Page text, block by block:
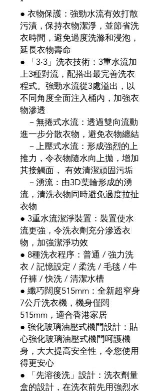
● 衣物保護：強勁水流有效打散
污漬，保持衣物潔淨，並節省洗
衣時間，避免過度洗滌和浸泡，
延長衣物壽命
● 「3‧3」洗衣技術：3重水流加
上3種對流，配搭出最完善洗衣
程式。強勁水流從3處溢出，以
不同角度全面注入桶內，加強衣
物滲透
－無捲式水流：透過雙向流動
進一步分散衣物，避免衣物纏結
－上壓式水流：形成強烈的上
推力，令衣物隨水向上拋，增加
其接觸面， 有效清潔頑固污垢
－湧流：由3D葉輪形成的湧
流，清洗衣物同時避免過度拉扯
衣物
● 3重水流潔淨裝置：裝置使水
流更強，令洗衣劑充分滲透衣
物，加強潔淨功效
● 8種洗衣程序：普通 / 強力洗
衣 / 記憶設定 / 柔洗 / 毛毯 / 牛
仔褲 / 快洗 / 清潔水槽
● 纖巧闊度515mm：全新超窄身
7公斤洗衣機，機身僅闊
515mm，適合香港家居
● 強化玻璃油壓式機門設計：貼
心強化玻璃油壓式機門呵護機
身，大大提高安全性，令您使用
得更安心
● 「先溶後洗」設計：洗衣劑量
盒的設計，在洗衣前先用強烈水